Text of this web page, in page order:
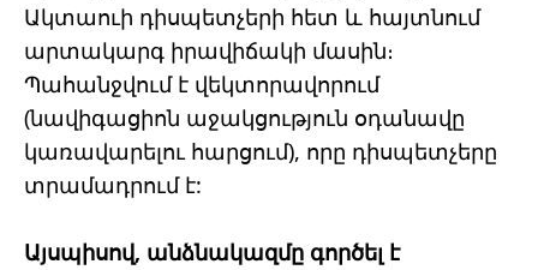
Ակտաուի դիսպետչերի հետ և հայտնում
արտակարգ իրավիճակի մասին։
Պահանջվում է վեկտորավորում
(նավիգացիոն աջակցություն օդանավը
կառավարելու հարցում), որը դիսպետչերը
տրամադրում է:
Այսպիսով, անձնակազմը գործել է